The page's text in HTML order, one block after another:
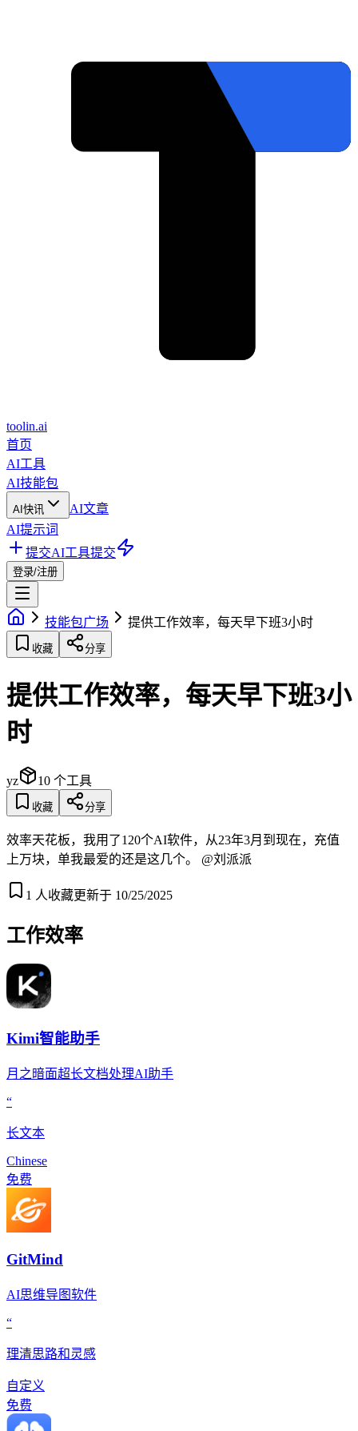
toolin.ai
首页
AI工具
AI技能包
AI快讯
AI文章
AI提示词
提交AI工具提交
登录/注册
技能包广场 提供工作效率，每天早下班3小时
收藏 分享
提供工作效率，每天早下班3小
时
yz 10 个工具
收藏 分享
效率天花板，我用了120个AI软件，从23年3月到现在，充值
上万块，单我最爱的还是这几个。 @刘派派
1 人收藏更新于 10/25/2025
工作效率
Kimi智能助手
月之暗面超长文档处理AI助手
“
长文本
Chinese
免费
GitMind
AI思维导图软件
“
理清思路和灵感
自定义
免费